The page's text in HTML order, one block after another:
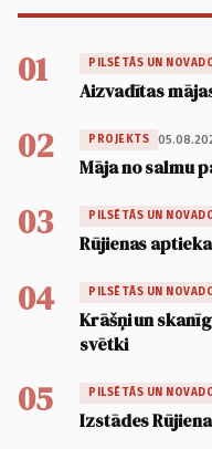
01 PILSĒTĀS UN
Aizvadītas
02 PROJEKTS
Māja no salmu
03 PILSĒTĀS UN
Rūjienas
04 PILSĒTĀS UN
Krāšņi un
svētki
05 PILSĒTĀS UN
Izstādes